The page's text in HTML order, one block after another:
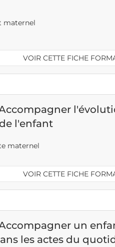
maternel
VOIR CETTE FICHE
l'enfant
maternel
VOIR CETTE FICHE
un
les actes du